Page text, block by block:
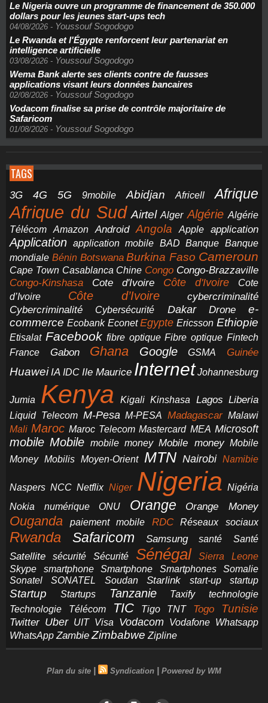
Le Nigeria ouvre un programme de financement de 350.000
dollars pour les jeunes start-ups tech
04/08/2026 - Youssouf Sogodogo
Le Rwanda et l'Égypte renforcent leur partenariat en
intelligence artificielle
03/08/2026 - Youssouf Sogodogo
Wema Bank alerte ses clients contre de fausses
applications visant leurs données bancaires
02/08/2026 - Youssouf Sogodogo
Vodacom finalise sa prise de contrôle majoritaire de
Safaricom
01/08/2026 - Youssouf Sogodogo
TAGS
3G 4G 5G 9mobile Abidjan Africell Afrique
Afrique du Sud Airtel Alger Algérie Algérie
Télécom
Amazon Android Angola Apple application
Application application mobile BAD Banque Banque
mondiale Bénin Botswana Burkina Faso Cameroun
Cape Town Casablanca Chine Congo Congo-Brazzaville
Congo-Kinshasa Cote d'Ivoire Côte d'Ivoire
Cote
d’Ivoire
Côte d’Ivoire
cybercriminalité
Cybercriminalité
Cybersécurité Dakar Drone
e-
commerce Ecobank Econet Egypte Ericsson Ethiopie
Etisalat Facebook fibre optique Fibre optique Fintech
France
Gabon Ghana Google GSMA Guinée
Huawei IA IDC Ile Maurice Internet Johannesburg
Jumia Kenya Kigali Kinshasa Lagos Liberia
Liquid Telecom M-Pesa M-PESA Madagascar Malawi
Mali Maroc Maroc Telecom Mastercard MEA Microsoft
mobile Mobile mobile money Mobile money Mobile
Money Mobilis Moyen-Orient MTN Nairobi Namibie
Naspers NCC Netflix Niger Nigeria Nigéria
Nokia
numérique ONU Orange Orange Money
Ouganda paiement mobile RDC Réseaux sociaux
Rwanda Safaricom Samsung santé Santé
Satellite sécurité Sécurité Sénégal
Sierra Leone
Skype
smartphone Smartphone Smartphones
Somalie
Sonatel
SONATEL Soudan Starlink start-up startup
Startup Startups Tanzanie Taxify
technologie
Technologie
Télécom TIC Tigo TNT Togo Tunisie
Twitter Uber UIT Visa Vodacom Vodafone Whatsapp
WhatsApp Zambie Zimbabwe Zipline
Plan du site | Syndication | Powered by WM